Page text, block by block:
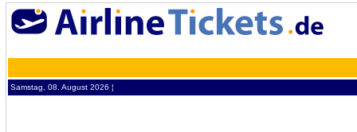
Samstag, 08. August 2026 ¦